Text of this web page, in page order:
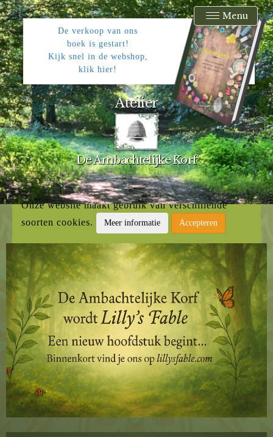
De verkoop van ons
boek is gestart!
Kijk snel in de webshop,
klik hier!
Atelier
De Ambachtelijke Korf
Menu
Onze website maakt gebruik van verschillende
soorten cookies.
Meer informatie Accepteren